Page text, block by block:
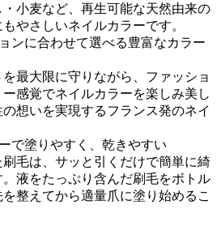
小麦など、再生可能な天然由来の
やさしいネイルカラーです。
ンに合わせて選べる豊富なカラー
最大限に守りながら、ファッショ
感覚でネイルカラーを楽しみ美し
想いを実現するフランス発のネイ
で塗りやすく、乾きやすい
毛は、サッと引くだけで簡単に綺
液をたっぷり含んだ刷毛をボトル
整えてから適量爪に塗り始めるこ